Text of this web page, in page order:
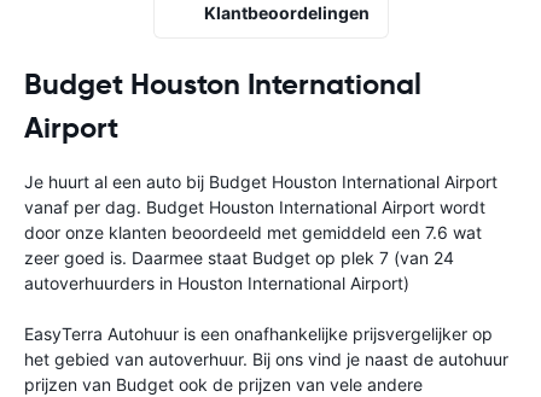
Budget Houston International
Airport
Je huurt al een auto bij Budget Houston International Airport
vanaf per dag. Budget Houston International Airport wordt
door onze klanten beoordeeld met gemiddeld een 7.6 wat
zeer goed is. Daarmee staat Budget op plek 7 (van 24
autoverhuurders in Houston International Airport)
EasyTerra Autohuur is een onafhankelijke prijsvergelijker op
het gebied van autoverhuur. Bij ons vind je naast de autohuur
prijzen van Budget ook de prijzen van vele andere
Klantbeoordelingen